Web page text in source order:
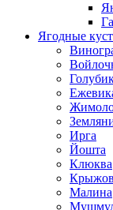
Ягодные
Ирга
Йошта
Клюква
Малина